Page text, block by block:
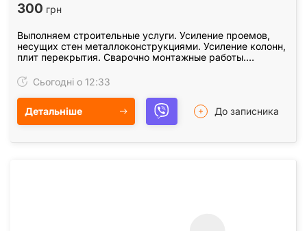
300 грн
Выполняем строительные услуги. Усиление проемов,
несущих стен металлоконструкциями. Усиление колонн,
плит перекрытия. Сварочно монтажные работы.
Сьогодні о 12:33
Детальніше До записника